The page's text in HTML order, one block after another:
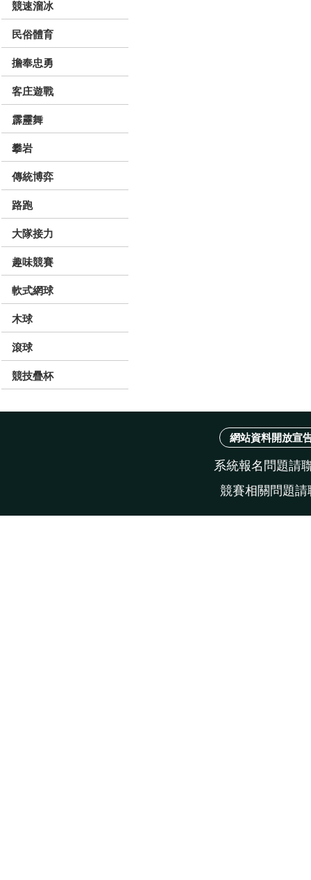
競速溜冰
民俗體育
擔奉忠勇
客庄遊戰
霹靂舞
攀岩
傳統博弈
路跑
大隊接力
趣味競賽
軟式網球
木球
滾球
競技疊杯
網站資料開放宣
系統報名問題請
競賽相關問題